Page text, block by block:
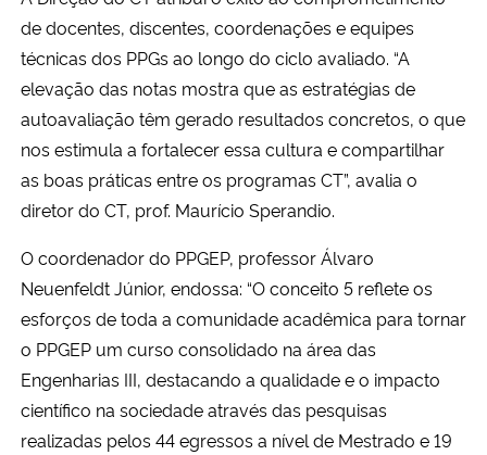
de docentes, discentes, coordenações e equipes
técnicas dos PPGs ao longo do ciclo avaliado. “A
elevação das notas mostra que as estratégias de
autoavaliação têm gerado resultados concretos, o que
nos estimula a fortalecer essa cultura e compartilhar
as boas práticas entre os programas CT”, avalia o
diretor do CT, prof. Maurício Sperandio.
O coordenador do PPGEP, professor Álvaro
Neuenfeldt Júnior, endossa: “O conceito 5 reflete os
esforços de toda a comunidade acadêmica para tornar
o PPGEP um curso consolidado na área das
Engenharias III, destacando a qualidade e o impacto
científico na sociedade através das pesquisas
realizadas pelos 44 egressos a nível de Mestrado e 19